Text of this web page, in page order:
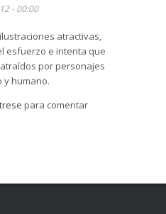
- 00:00
atractivas,
esfuerzo e intenta que
por personajes
y humano.
para comentar